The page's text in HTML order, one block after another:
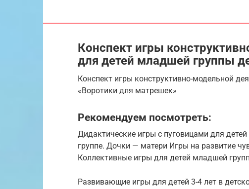
Конспект игры
для детей младшей группы
Конспект игры конструктивно-модельной
«Воротики для матрешек»
Рекомендуем посмотреть:
Дидактические игры с пуговицами для
группе. Дочки — матери Игры на развитие
Коллективные игры для детей младшей
Развивающие игры для детей 3-4 лет в